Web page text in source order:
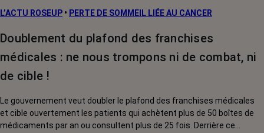
L’ACTU ROSEUP • PERTE DE SOMMEIL LIÉE AU CANCER
Doublement du plafond des franchises
médicales : ne nous trompons ni de combat, ni
de cible !
Le gouvernement veut doubler le plafond des franchises médicales
et cible ouvertement les patients qui achètent plus de 50 boîtes de
médicaments par an ou consultent plus de 25 fois. Derrière ce